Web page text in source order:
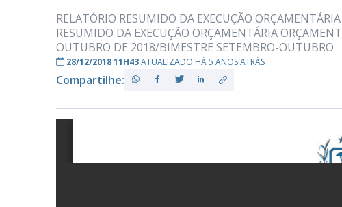
PB
RELATÓRIO RESUMIDO DA EXECUÇÃO
RESUMIDO DA EXECUÇÃO ORÇAMENTÁRIA
OUTUBRO DE 2018/BIMESTRE SETEMBRO-OUTUBRO
28/12/2018 11H43ATUALIZADO HÁ 5 ANOS ATRÁS
Compartilhe: